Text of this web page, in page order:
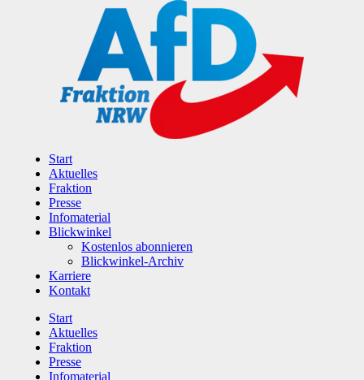
Start
Aktuelles
Fraktion
Presse
Infomaterial
Blickwinkel
Kostenlos abonnieren
Blickwinkel-Archiv
Karriere
Kontakt
Start
Aktuelles
Fraktion
Presse
Infomaterial